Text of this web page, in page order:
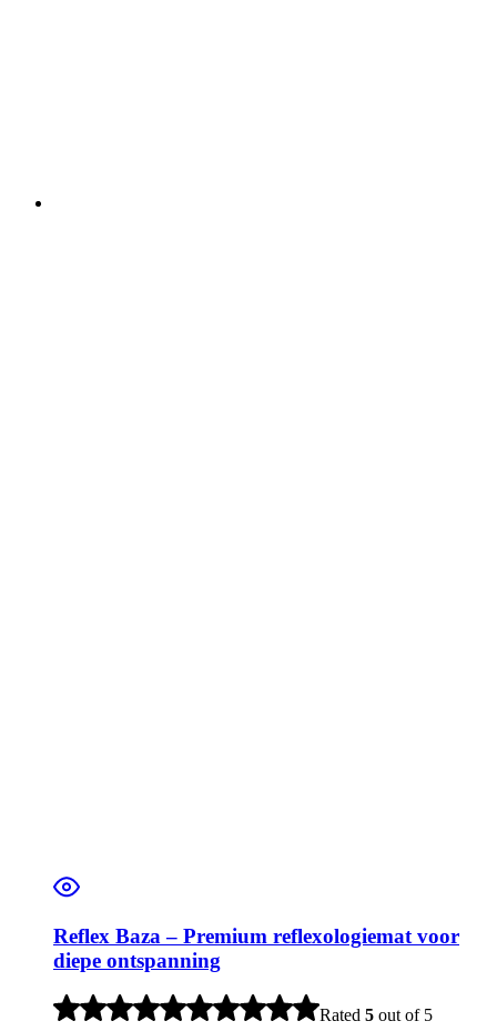
Reflex Baza – Premium reflexologiemat voor
diepe ontspanning
Rated 5 out of 5